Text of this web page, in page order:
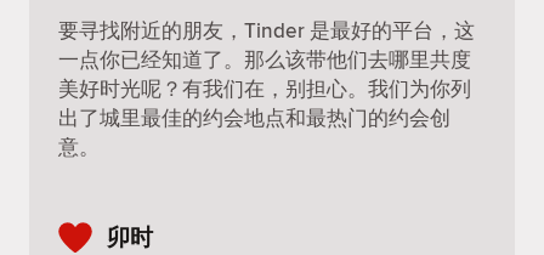
要寻找附近的朋友，Tinder 是最好的平台，这
一点你已经知道了。那么该带他们去哪里共度
美好时光呢？有我们在，别担心。我们为你列
出了城里最佳的约会地点和最热门的约会创
意。
卯时